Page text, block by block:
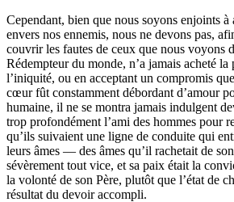
Cependant, bien que nous soyons enjoints
envers nos ennemis, nous ne devons pas,
couvrir les fautes de ceux que nous voyons
Rédempteur du monde, n’a jamais acheté
l’iniquité, ou en acceptant un compromis
cœur fût constamment débordant d’amour
humaine, il ne se montra jamais indulgent
trop profondément l’ami des hommes pour
qu’ils suivaient une ligne de conduite qui
leurs âmes — des âmes qu’il rachetait de
sévèrement tout vice, et sa paix était la
la volonté de son Père, plutôt que l’état de
résultat du devoir accompli.